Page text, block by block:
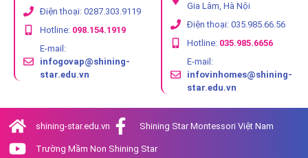
Điện thoại: 0287.303.9119
Hotline: 098.154.1919
E-mail:
infogovap@shining-
star.edu.vn
Gia Lâm, Hà Nội
Điện thoại: 035.985.66.56
Hotline: 035.985.6656
E-mail:
infovinhomes@shining-
star.edu.vn
shining-star.edu.vn Shining Star Montessori Việt Nam
Trường Mầm Non Shining Star